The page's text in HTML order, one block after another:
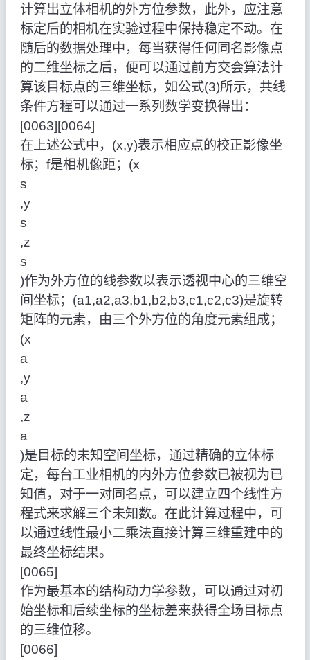
计算出立体相机的外方位参数，此外，应注意
标定后的相机在实验过程中保持稳定不动。在
随后的数据处理中，每当获得任何同名影像点
的二维坐标之后，便可以通过前方交会算法计
算该目标点的三维坐标，如公式(3)所示，共线
条件方程可以通过一系列数学变换得出：
[0063][0064]
在上述公式中，(x,y)表示相应点的校正影像坐
标；f是相机像距；(x
s
,y
s
,z
s
)作为外方位的线参数以表示透视中心的三维空
间坐标；(a1,a2,a3,b1,b2,b3,c1,c2,c3)是旋转
矩阵的元素，由三个外方位的角度元素组成；
(x
a
,y
a
,z
a
)是目标的未知空间坐标，通过精确的立体标
定，每台工业相机的内外方位参数已被视为已
知值，对于一对同名点，可以建立四个线性方
程式来求解三个未知数。在此计算过程中，可
以通过线性最小二乘法直接计算三维重建中的
最终坐标结果。
[0065]
作为最基本的结构动力学参数，可以通过对初
始坐标和后续坐标的坐标差来获得全场目标点
的三维位移。
[0066]